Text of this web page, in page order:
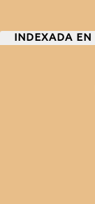
INDEXADA EN